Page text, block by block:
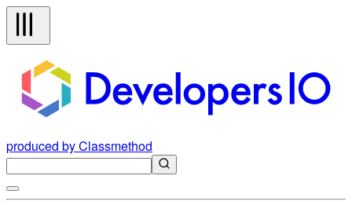
produced by Classmethod